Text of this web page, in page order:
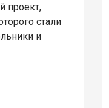
проект,
стали
и